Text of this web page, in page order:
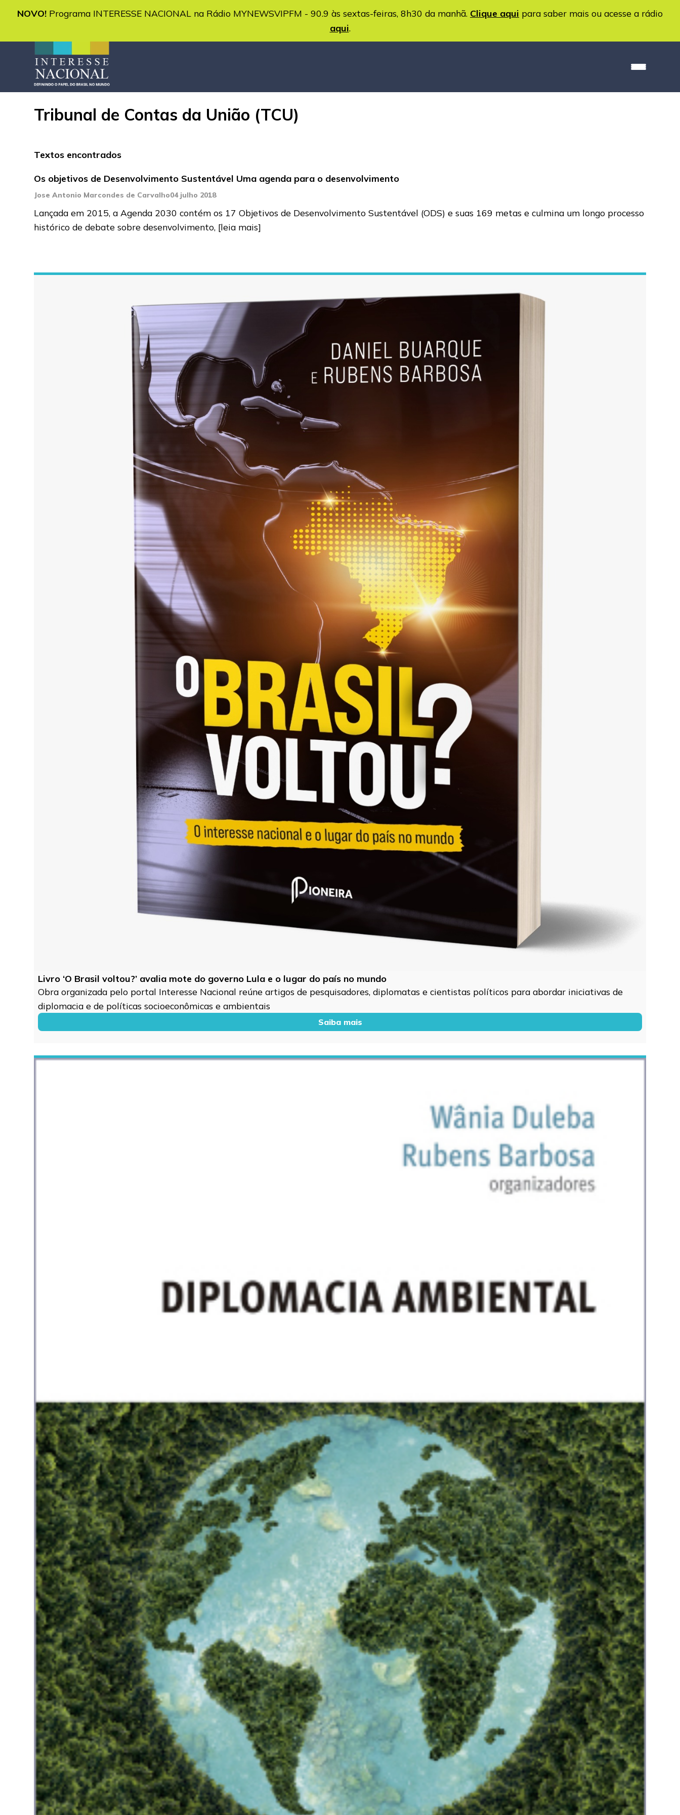
NOVO! Programa INTERESSE NACIONAL na Rádio MYNEWSVIPFM - 90.9 às sextas-feiras, 8h30 da manhã. Clique aqui para saber mais ou acesse a rádio
aqui.
Tribunal de Contas da União (TCU)
Textos encontrados
Os objetivos de Desenvolvimento Sustentável Uma agenda para o desenvolvimento
Jose Antonio Marcondes de Carvalho04 julho 2018
Lançada em 2015, a Agenda 2030 contém os 17 Objetivos de Desenvolvimento Sustentável (ODS) e suas 169 metas e culmina um longo processo
histórico de debate sobre desenvolvimento, [leia mais]
Livro ‘O Brasil voltou?’ avalia mote do governo Lula e o lugar do país no mundo
Obra organizada pelo portal Interesse Nacional reúne artigos de pesquisadores, diplomatas e cientistas políticos para abordar iniciativas de
diplomacia e de políticas socioeconômicas e ambientais
Saiba mais